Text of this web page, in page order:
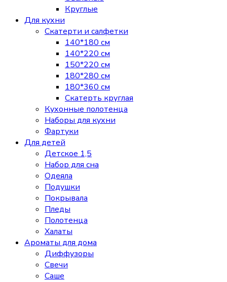
Круглые
Для кухни
Скатерти и салфетки
140*180 см
140*220 см
150*220 см
180*280 см
180*360 см
Скатерть круглая
Кухонные полотенца
Наборы для кухни
Фартуки
Для детей
Детское 1,5
Набор для сна
Одеяла
Подушки
Покрывала
Пледы
Полотенца
Халаты
Ароматы для дома
Диффузоры
Свечи
Cаше